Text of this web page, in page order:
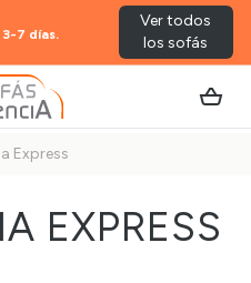
7 días.
Ver todos
los sofás
Express
EXPRESS